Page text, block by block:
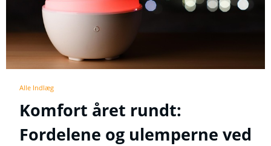
Alle Indlæg
Komfort året rundt:
Fordelene og ulemperne ved